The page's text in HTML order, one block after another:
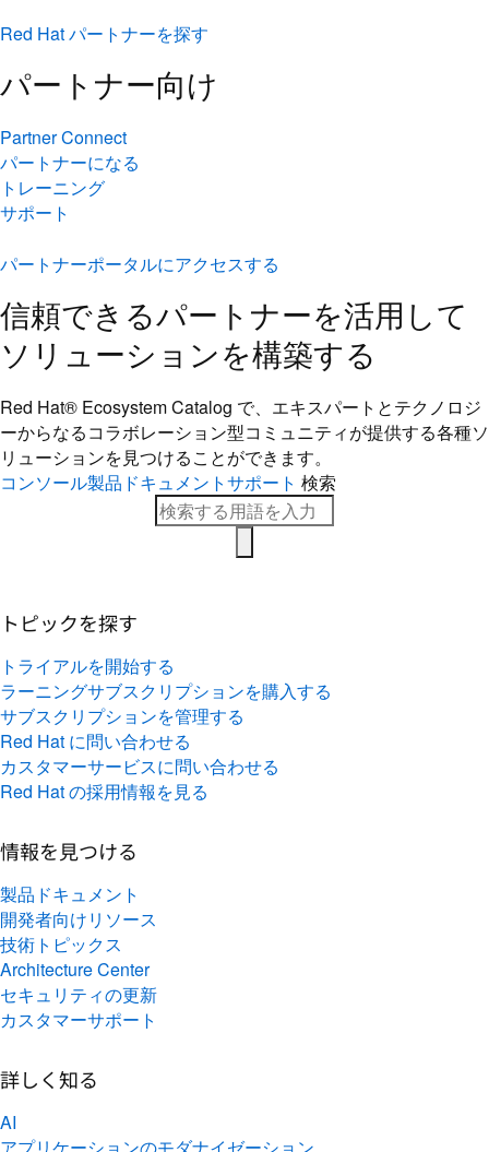
Red Hat パートナーを探す
パートナー向け
Partner Connect
パートナーになる
トレーニング
サポート
パートナーポータルにアクセスする
信頼できるパートナーを活用して
ソリューションを構築する
Red Hat® Ecosystem Catalog で、エキスパートとテクノロジ
ーからなるコラボレーション型コミ​ュニティが提供する各種ソ
リューションを見つけることができます。
コンソール製品ドキュメントサポート 検索
トピックを探す
トライアルを開始する
ラーニングサブスクリプションを購入する
サブスクリプションを管理する
Red Hat に問い合わせる
カスタマーサービスに問い合わせる
Red Hat の採用情報を見る
情報を見つける
製品ドキュメント
開発者向けリソース
技術トピックス
Architecture Center
セキュリティの更新
カスタマーサポート
詳しく知る
AI